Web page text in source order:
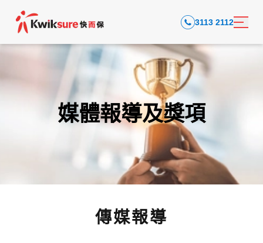
3113 2112
媒體報導及獎項
傳媒報導